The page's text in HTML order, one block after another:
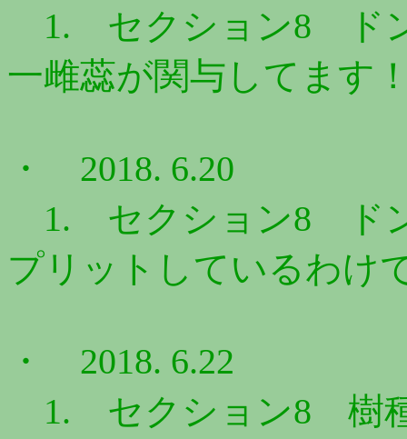
1. セクション8 ドン
一雌蕊が関与してます
・ 2018. 6.20
1. セクション8 ドン
プリットしているわけ
・ 2018. 6.22
1. セクション8 樹